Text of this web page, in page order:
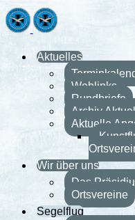
Aktuelles
Weblinks
Rundbriefe
Archiv
Aktuelle
Wir über uns
Das
Ortsvereine
Segelflug